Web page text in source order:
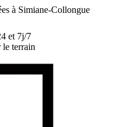
à Simiane-Collongue
et 7j/7
le terrain